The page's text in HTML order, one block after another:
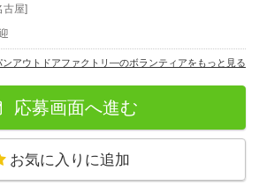
古屋]
ンアウトドアファクトリ―のボランティアをもっと見る
応募画面へ進む
お気に入りに追加